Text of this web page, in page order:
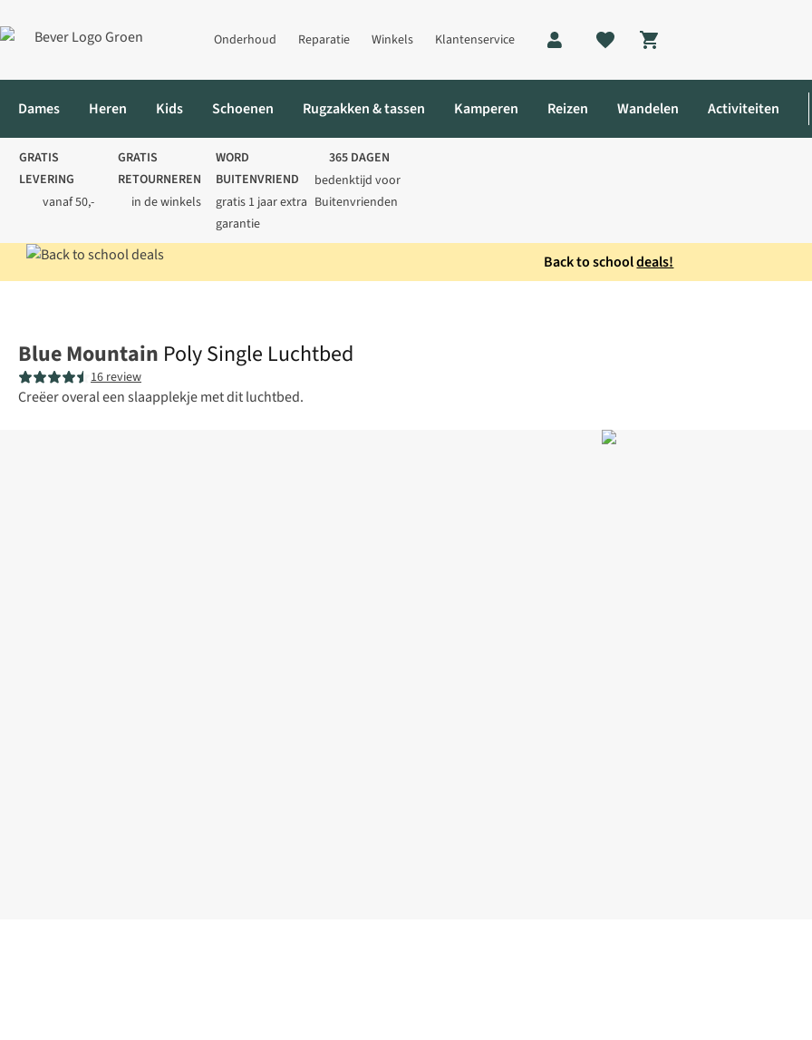
Onderhoud Reparatie Winkels Klantenservice
Shopping cart
Dames Heren Kids Schoenen Rugzakken & tassen Kamperen Reizen Wandelen Activiteiten
GRATIS
LEVERING
vanaf 50,-
GRATIS
RETOURNEREN
in de winkels
WORD
BUITENVRIEND
gratis 1 jaar extra
garantie
365 DAGEN
bedenktijd voor
Buitenvrienden
Back to schooldeals!
Blue Mountain Poly Single Luchtbed
16 review
Creëer overal een slaapplekje met dit luchtbed.